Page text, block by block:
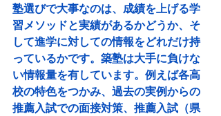
塾選びで大事なのは、成績を上げる学
習メソッドと実績があるかどうか、そ
して進学に対しての情報をどれだけ持
っているかです。築塾は大手に負けな
い情報量を有しています。例えば各高
校の特色をつかみ、過去の実例からの
推薦入試での面接対策、推薦入試（県